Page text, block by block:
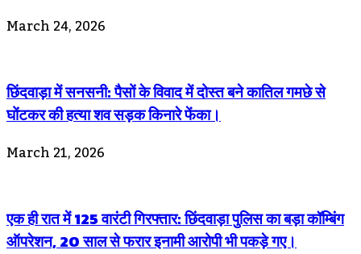
March 24, 2026
छिंदवाड़ा में सनसनी: पैसों के विवाद में दोस्त बने कातिल गमछे से
घोंटकर की हत्या शव सड़क किनारे फेंका।
March 21, 2026
एक ही रात में 125 वारंटी गिरफ्तार: छिंदवाड़ा पुलिस का बड़ा कॉम्बिंग
ऑपरेशन, 20 साल से फरार इनामी आरोपी भी पकड़े गए।